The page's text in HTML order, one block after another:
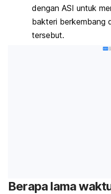
dengan ASI untuk
bakteri berkembang
tersebut.
Berapa lama